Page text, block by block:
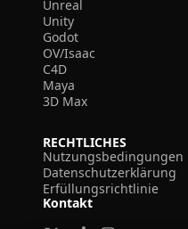
Unreal
Unity
Godot
OV/Isaac
C4D
Maya
3D Max
RECHTLICHES
Nutzungsbedingungen
Datenschutzerklärung
Erfüllungsrichtlinie
Kontakt